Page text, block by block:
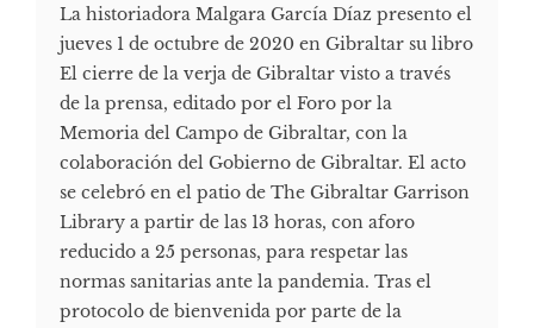
La historiadora Malgara García Díaz presento el
jueves 1 de octubre de 2020 en Gibraltar su libro
El cierre de la verja de Gibraltar visto a través
de la prensa, editado por el Foro por la
Memoria del Campo de Gibraltar, con la
colaboración del Gobierno de Gibraltar. El acto
se celebró en el patio de The Gibraltar Garrison
Library a partir de las 13 horas, con aforo
reducido a 25 personas, para respetar las
normas sanitarias ante la pandemia. Tras el
protocolo de bienvenida por parte de la